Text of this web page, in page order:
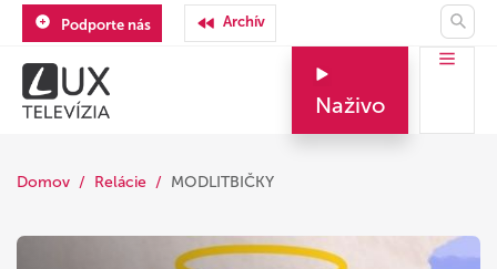
Podporte nás Archív
Naživo
Domov Relácie MODLITBIČKY